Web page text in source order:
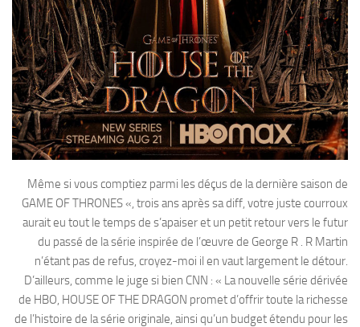
Même si vous comptiez parmi les déçus de la dernière saison de
GAME OF THRONES «, trois ans après sa diff, votre juste courroux
aurait eu tout le temps de s’apaiser et un petit retour vers le futur
du passé de la série inspirée de l’œuvre de George R . R Martin
n’étant pas de refus, croyez-moi il en vaut largement le détour.
D’ailleurs, comme le juge si bien CNN : « La nouvelle série dérivée
de HBO, HOUSE OF THE DRAGON promet d’offrir toute la richesse
de l’histoire de la série originale, ainsi qu’un budget étendu pour les